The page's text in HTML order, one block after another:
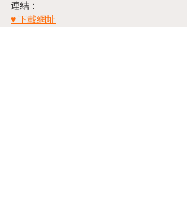
連結：
♥ 下載網址